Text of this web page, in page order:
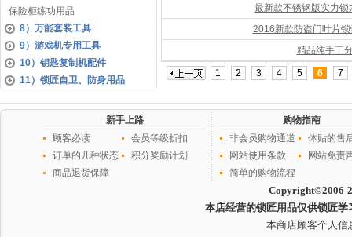
保险柜练功用品
8）万能套装工具
9）游戏机专用工具
10）钥匙复制机配件
11）锁匠自卫、防身用品
最新款不锈钢版实力
2016新款防盗门叶片
精品纯手工
1 2 3 4 5 6 7
新手上路
顾客必读
会员等级折扣
订单的几种状态
积分奖励计划
商品退货保障
购物指南
非会员购物通道
体贴的售
网站使用条款
网站免责
简单的购物流程
Copyright©2006-
本店经营的锁匠用品仅供锁匠
本商店顾客个人信